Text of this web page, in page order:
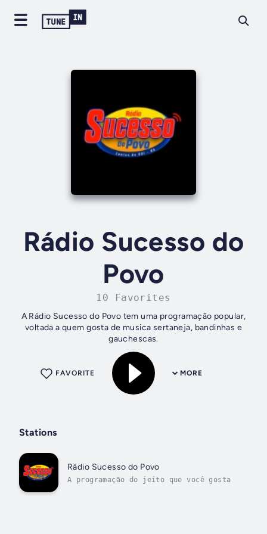
Rádio Sucesso do
Povo
10 Favorites
A Rádio Sucesso do Povo tem uma programação popular,
voltada a quem gosta de musica sertaneja, bandinhas e
gauchescas.
MORE
FAVORITE
Stations
Rádio Sucesso do Povo
A programação do jeito que você gosta